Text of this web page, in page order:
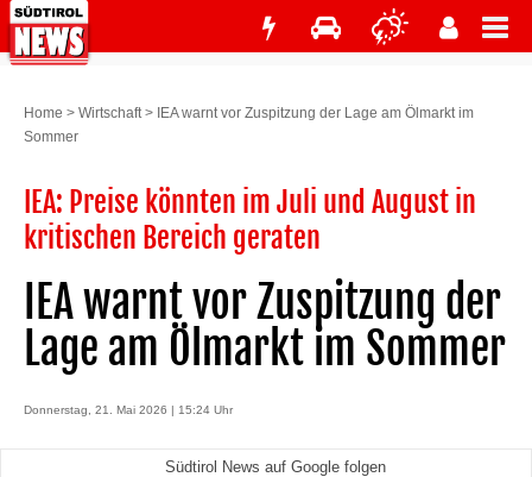
Home > Wirtschaft> IEA warnt vor Zuspitzung der Lage am Ölmarkt im
Sommer
IEA: Preise könnten im Juli und August in
kritischen Bereich geraten
IEA warnt vor Zuspitzung der
Lage am Ölmarkt im Sommer
Donnerstag, 21. Mai 2026 | 15:24 Uhr
Südtirol News auf Google folgen